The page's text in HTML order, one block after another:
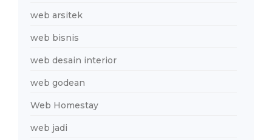
web arsitek
web bisnis
web desain interior
web godean
Web Homestay
web jadi